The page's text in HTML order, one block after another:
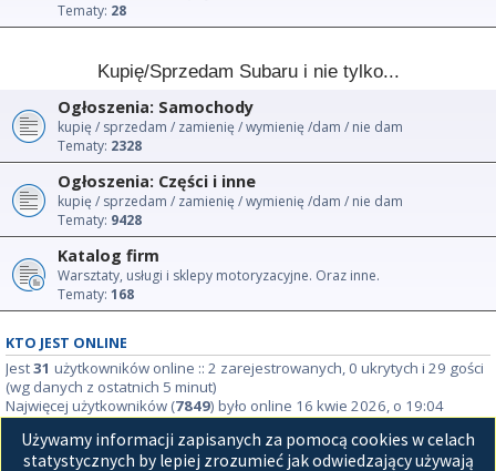
Tematy: 28
Kupię/Sprzedam Subaru i nie tylko...
Ogłoszenia: Samochody
kupię / sprzedam / zamienię / wymienię /dam / nie dam
Tematy: 2328
Ogłoszenia: Części i inne
kupię / sprzedam / zamienię / wymienię /dam / nie dam
Tematy: 9428
Katalog firm
Warsztaty, usługi i sklepy motoryzacyjne. Oraz inne.
Tematy: 168
KTO JEST ONLINE
Jest31 użytkowników online :: 2 zarejestrowanych, 0 ukrytych i 29 gości
(wg danych z ostatnich 5 minut)
Najwięcej użytkowników (7849) było online 16 kwie 2026, o 19:04
STATYSTYKI
Używamy informacji zapisanych za pomocą cookies w celach
statystycznych by lepiej zrozumieć jak odwiedzający używają